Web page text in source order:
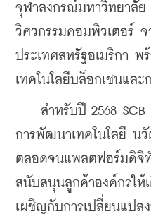
จุฬาลงกรณ์มหาวิทยาลั
วิศวกรรมคอมพิวเตอร์
ประเทศสหรัฐอเมริกา
เทคโนโลยีบล็อกเชนแล
สำหรับปี 2568 SCB
การพัฒนาเทคโนโลยี นวั
ตลอดจนแพลตฟอร์มดิจิ
สนับสนุนลูกค้าองค์กรให้
เผชิญกับการเปลี่ยนแปลง